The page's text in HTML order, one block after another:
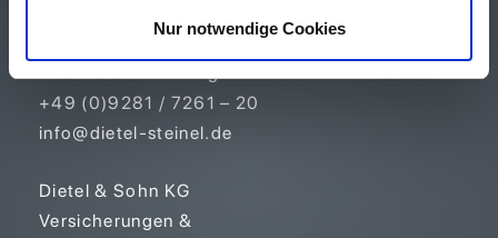
Nur notwendige Cookies
Wirtschaftsberatung
+49 (0)9281 / 7261 – 20
info@dietel-steinel.de
Dietel & Sohn KG
Versicherungen &